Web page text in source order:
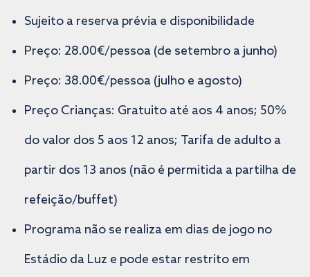
Sujeito a reserva prévia e disponibilidade
Preço: 28.00€/pessoa (de setembro a junho)
Preço: 38.00€/pessoa (julho e agosto)
Preço Crianças: Gratuito até aos 4 anos; 50%
do valor dos 5 aos 12 anos; Tarifa de adulto a
partir dos 13 anos (não é permitida a partilha de
refeição/buffet)
Programa não se realiza em dias de jogo no
Estádio da Luz e pode estar restrito em